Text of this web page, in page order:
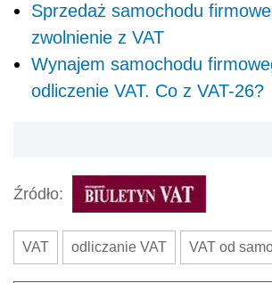
Sprzedaż samochodu
zwolnienie z VAT
Wynajem samochodu
odliczenie VAT. Co z VAT-26?
Źródło:
VAT odliczanie VAT VAT od